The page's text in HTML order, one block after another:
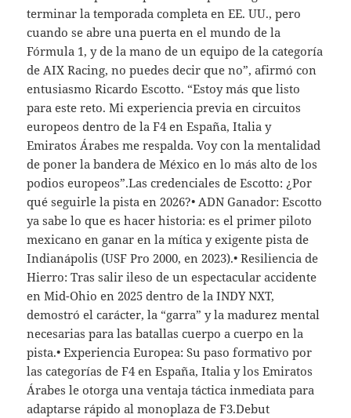
terminar la temporada completa en EE. UU., pero
cuando se abre una puerta en el mundo de la
Fórmula 1, y de la mano de un equipo de la categoría
de AIX Racing, no puedes decir que no”, afirmó con
entusiasmo Ricardo Escotto. “Estoy más que listo
para este reto. Mi experiencia previa en circuitos
europeos dentro de la F4 en España, Italia y
Emiratos Árabes me respalda. Voy con la mentalidad
de poner la bandera de México en lo más alto de los
podios europeos”.Las credenciales de Escotto: ¿Por
qué seguirle la pista en 2026?• ADN Ganador: Escotto
ya sabe lo que es hacer historia: es el primer piloto
mexicano en ganar en la mítica y exigente pista de
Indianápolis (USF Pro 2000, en 2023).• Resiliencia de
Hierro: Tras salir ileso de un espectacular accidente
en Mid-Ohio en 2025 dentro de la INDY NXT,
demostró el carácter, la “garra” y la madurez mental
necesarias para las batallas cuerpo a cuerpo en la
pista.• Experiencia Europea: Su paso formativo por
las categorías de F4 en España, Italia y los Emiratos
Árabes le otorga una ventaja táctica inmediata para
adaptarse rápido al monoplaza de F3.Debut